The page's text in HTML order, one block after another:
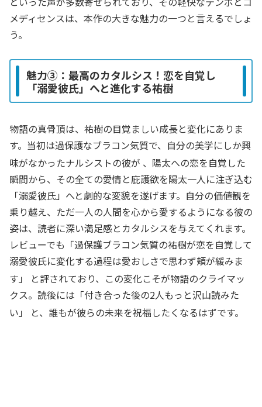
メディセンスは、本作の大きな魅力の一つと言えるでしょ
う。
魅力③：最高のカタルシス！恋を自覚し
「溺愛彼氏」へと進化する祐樹
物語の真骨頂は、祐樹の目覚ましい成長と変化にありま
す。当初は過保護なブラコン気質で、自分の美学にしか興
味がなかったナルシストの彼が 、陽太への恋を自覚した
瞬間から、その全ての愛情と庇護欲を陽太一人に注ぎ込む
「溺愛彼氏」へと劇的な変貌を遂げます。自分の価値観を
乗り越え、ただ一人の人間を心から愛するようになる彼の
姿は、読者に深い満足感とカタルシスを与えてくれます。
レビューでも「過保護ブラコン気質の祐樹が恋を自覚して
溺愛彼氏に変化する過程は愛おしさで思わず頬が緩みま
す」
と評されており、この変化こそが物語のクライマッ
クス。読後には「付き合った後の2人もっと沢山読みた
い」
と、誰もが彼らの未来を祝福したくなるはずです。